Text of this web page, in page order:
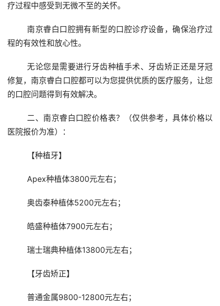
疗过程中感受到无微不至的关怀。
程的有效性和放心性。
	无论您是需要进行牙齿种植手术、牙齿矫正还是牙冠
修复，南京睿白口腔都可以为您提供优质的医疗服务，让您
的口腔问题得到有效解决。
医院报价为准）：
	【种植牙】
	Apex种植体3800元左右；
	奥齿泰种植体5200元左右；
	皓盛种植体7900元左右；
	瑞士瑞典种植体13800元左右；
	【牙齿矫正】
	普通金属9800-12800元左右；